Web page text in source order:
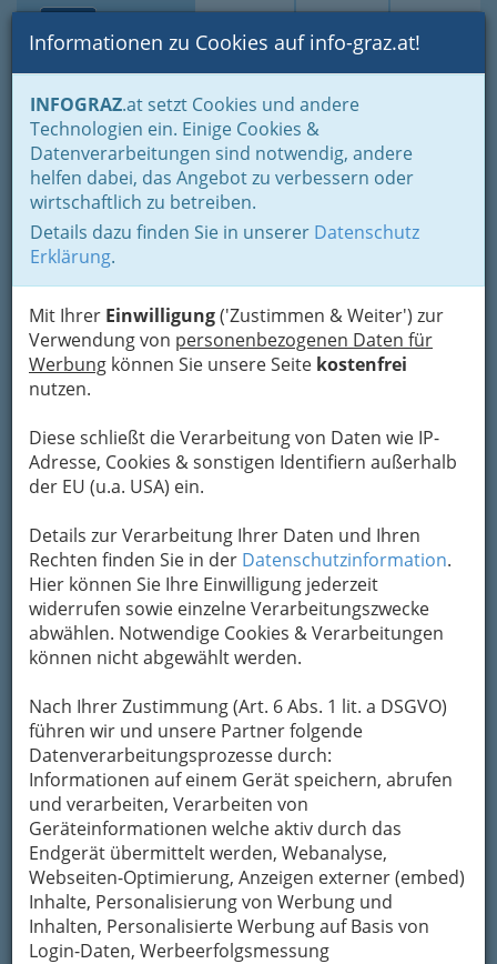
Suche Login Toggle
Informationen zu Cookies auf info-graz.at!
INFOGRAZ.at setzt Cookies und andere
Technologien ein. Einige Cookies &
Datenverarbeitungen sind notwendig, andere
helfen dabei, das Angebot zu verbessern oder
wirtschaftlich zu betreiben.
Details dazu finden Sie in unserer Datenschutz
Erklärung.
Mit Ihrer Einwilligung('Zustimmen & Weiter') zur
Verwendung von personenbezogenen Daten für
Werbung können Sie unsere Seite kostenfrei
nutzen.
Diese schließt die Verarbeitung von Daten wie IP-
Adresse, Cookies & sonstigen Identifiern außerhalb
der EU (u.a. USA) ein.
Details zur Verarbeitung Ihrer Daten und Ihren
Rechten finden Sie in der Datenschutzinformation.
Hier können Sie Ihre Einwilligung jederzeit
widerrufen sowie einzelne Verarbeitungszwecke
abwählen. Notwendige Cookies & Verarbeitungen
können nicht abgewählt werden.
Nach Ihrer Zustimmung (Art. 6 Abs. 1 lit. a DSGVO)
führen wir und unsere Partner folgende
Datenverarbeitungsprozesse durch:
Informationen auf einem Gerät speichern, abrufen
und verarbeiten, Verarbeiten von
Geräteinformationen welche aktiv durch das
Endgerät übermittelt werden, Webanalyse,
Webseiten-Optimierung, Anzeigen externer (embed)
Inhalte, Personalisierung von Werbung und
Inhalten, Personalisierte Werbung auf Basis von
Login-Daten, Werbeerfolgsmessung
Home Branchen
Wellness & Beauty
Beautysalons Graz und Umgebung
Beautysalons,
Schönheitsinstitute Graz -
der tolle Ruf der
Grazerinnen verpflichtet
Beautysalon, Schönheitsfarm
und Co. - Kosmetik in Graz und
Graz-Umgebung
Perfekte Schönheit ist meistens eine Funktion von
Fotoshop :)
VonNaturkosmetik über Permanent-
Make-up bis hin zur
Schönheitsoperation- der Weg zur
Schönheit hat viele Pfade.
Bei uns finden Sie die richtigen Adressen in Graz,
umManiküre,Pediküreoder Augen-Make-up
machen zu lassen.